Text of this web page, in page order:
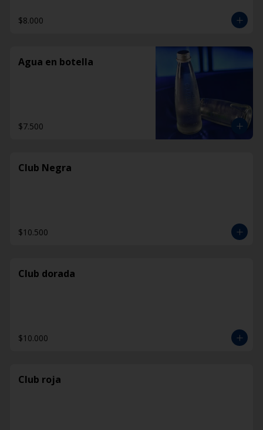
$8.000
Agua en botella
$7.500
Club Negra
$10.500
Club dorada
$10.000
Club roja